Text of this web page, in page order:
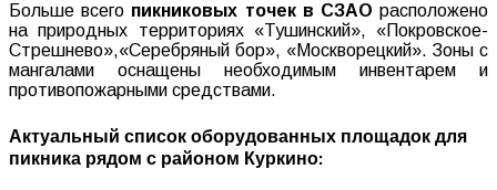
Больше всего пикниковых точек в СЗАО расположено
на природных территориях «Тушинский», «Покровское-
Стрешнево»,«Серебряный бор», «Москворецкий». Зоны с
мангалами оснащены необходимым инвентарем и
противопожарными средствами.
Актуальный список оборудованных площадок для
пикника рядом с районом Куркино: